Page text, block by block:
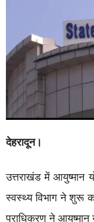
देहरादून।
उत्तराखंड में आयुष्मान
स्वस्थ्य विभाग ने शुरू
प्राधिकरण ने आयुष्मान